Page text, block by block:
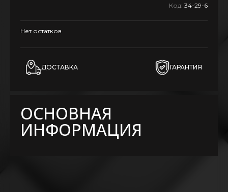
Код: 34-29-6
Нет остатков
ДОСТАВКА ГАРАНТИЯ
ОСНОВНАЯ
ИНФОРМАЦИЯ